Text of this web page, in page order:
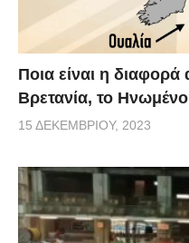
Ποια είναι η
Βρετανία, το Ηνωμένο
15 ΔΕΚΕΜΒΡΊΟΥ, 2023